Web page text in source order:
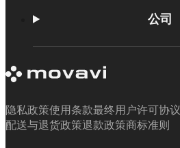
操作说明
公司
客户评价
为何选择我们
隐私政策使用条款最终用户许可协议
配送与退货政策退款政策商标准则